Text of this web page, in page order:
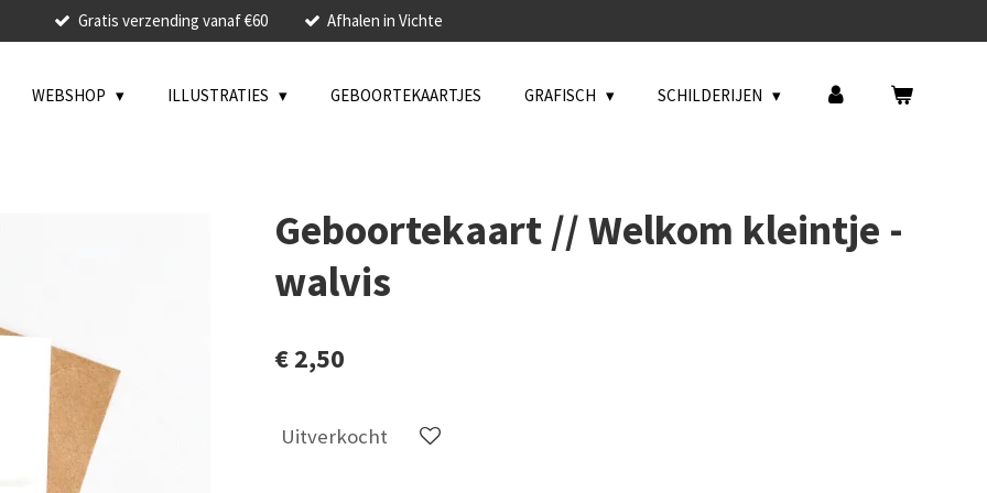
Gratis verzending vanaf €60 Afhalen in Vichte
WEBSHOP ILLUSTRATIES GEBOORTEKAARTJES GRAFISCH SCHILDERIJEN
Geboortekaart // Welkom kleintje -
walvis
€ 2,50
Uitverkocht